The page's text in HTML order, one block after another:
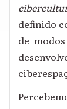
definido
de